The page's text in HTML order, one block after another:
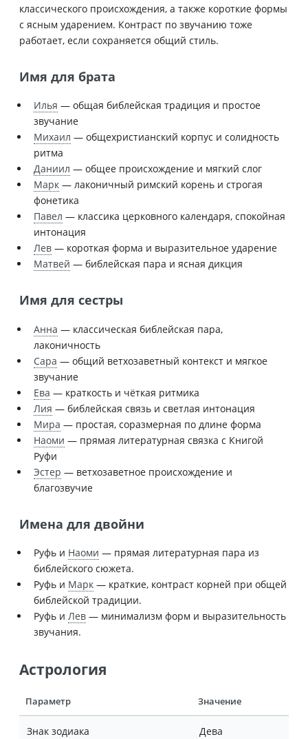
классического происхождения, а также короткие формы
с ясным ударением. Контраст по звучанию тоже
работает, если сохраняется общий стиль.
Имя для брата
Илья — общая библейская традиция и простое
звучание
Михаил — общехристианский корпус и солидность
ритма
Даниил — общее происхождение и мягкий слог
Марк — лаконичный римский корень и строгая
фонетика
Павел — классика церковного календаря, спокойная
интонация
Лев — короткая форма и выразительное ударение
Матвей — библейская пара и ясная дикция
Имя для сестры
Анна — классическая библейская пара,
лаконичность
Сара — общий ветхозаветный контекст и мягкое
звучание
Ева — краткость и чёткая ритмика
Лия — библейская связь и светлая интонация
Мира — простая, соразмерная по длине форма
Наоми — прямая литературная связка с Книгой
Руфи
Эстер — ветхозаветное происхождение и
благозвучие
Имена для двойни
Руфь и Наоми — прямая литературная пара из
библейского сюжета.
Руфь и Марк — краткие, контраст корней при общей
библейской традиции.
Руфь и Лев — минимализм форм и выразительность
звучания.
Астрология
Параметр Значение
Знак зодиака Дева